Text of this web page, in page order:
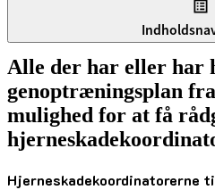
Alle der har eller har
genoptræningsplan
mulighed for at få
Hjerneskadekoordinatorerne